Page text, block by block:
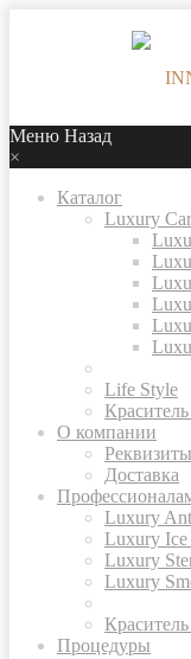
Меню Назад
×
Каталог
Luxury
Life Style
О компании
Реквизиты
Доставка
Luxury
Luxury Ice
Luxury
Luxury
Процедуры